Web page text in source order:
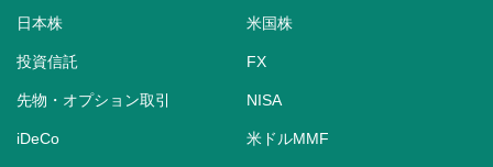
日本株 米国株
投資信託 FX
先物・オプション取引 NISA
iDeCo 米ドルMMF